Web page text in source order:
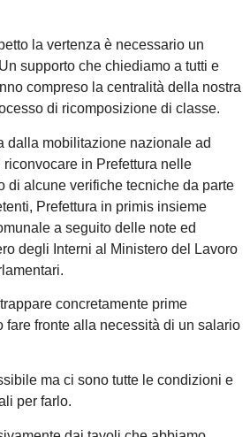
la vertenza è necessario un
supporto che chiediamo a tutti e
compreso la centralità della nostra
di ricomposizione di classe.
dalla mobilitazione nazionale ad
in Prefettura nelle
di alcune verifiche tecniche da parte
Prefettura in primis insieme
a seguito delle note ed
degli Interni al Ministero del Lavoro
concretamente prime
fare fronte alla necessità di un salario
ma ci sono tutte le condizioni e
per farlo.